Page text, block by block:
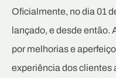
Oficialmente, no dia 01
lançado, e desde então.
por melhorias e
experiência dos clientes